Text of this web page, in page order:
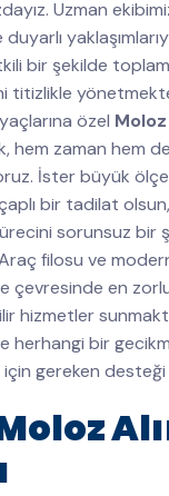
Uzman
etkili bir şekilde
titizlikle
özel Moloz
hem zaman hem
İster büyük
bir tadilat olsun,
sorunsuz bir
filosu ve modern
çevresinde en
hizmetler
herhangi bir
gereken desteği